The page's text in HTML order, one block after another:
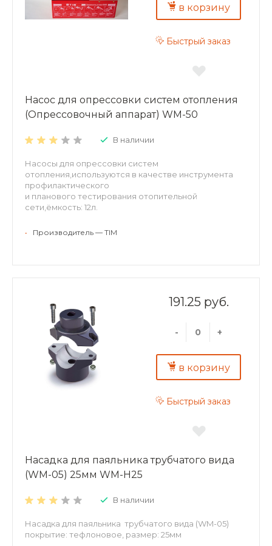
в корзину
Быстрый заказ
Насос для опрессовки систем отопления
(Опрессовочный аппарат) WM-50
В наличии
Насосы для опрессовки систем
отопления,используются в качестве инструмента
профилактического
и планового тестирования отопительной
сети,ёмкость: 12л.
• Производитель — TIM
191.25 руб.
- +
в корзину
Быстрый заказ
Насадка для паяльника трубчатого вида
(WM-05) 25мм WM-H25
В наличии
Насадка для паяльника трубчатого вида (WM-05)
покрытие: тефлоновое, размер: 25мм